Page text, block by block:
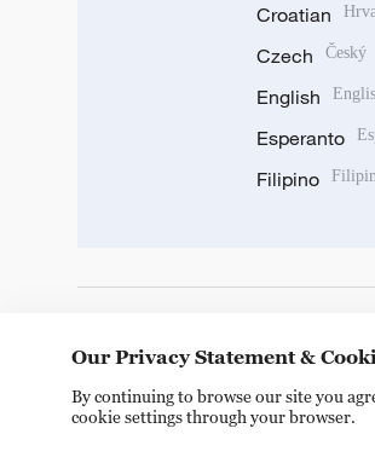
Croatian
Czech Český
English
Esperanto
Filipino
Our Privacy Statement &
By continuing to browse our site you
cookie settings through your browser.